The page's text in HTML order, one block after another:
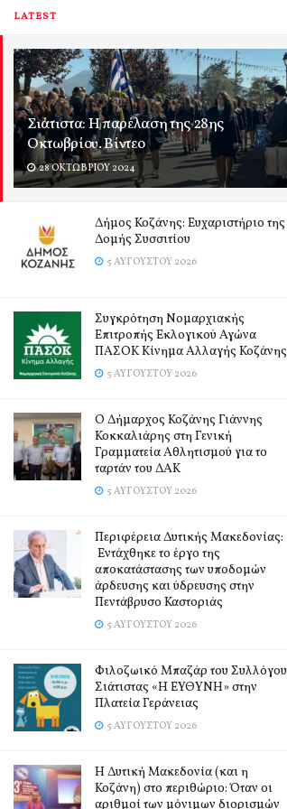
LATEST
Σιάτιστα: Η παρέλαση της 28ης
Οκτωβρίου. Βίντεο
28 ΟΚΤΩΒΡΊΟΥ 2024
Δήμος Κοζάνης: Ευχαριστήριο της
Δομής Συσσιτίου
5 ΑΥΓΟΎΣΤΟΥ 2026
Συγκρότηση Νομαρχιακής
Επιτροπής Εκλογικού Αγώνα
ΠΑΣΟΚ Κίνημα Αλλαγής Κοζάνης
5 ΑΥΓΟΎΣΤΟΥ 2026
Ο Δήμαρχος Κοζάνης Γιάννης
Κοκκαλιάρης στη Γενική
Γραμματεία Αθλητισμού για το
ταρτάν του ΔΑΚ
5 ΑΥΓΟΎΣΤΟΥ 2026
Περιφέρεια Δυτικής Μακεδονίας:
Εντάχθηκε το έργο της
αποκατάστασης των υποδομών
άρδευσης και ύδρευσης στην
Πεντάβρυσο Καστοριάς
5 ΑΥΓΟΎΣΤΟΥ 2026
Φιλοζωικό Μπαζάρ του Συλλόγου
Σιάτιστας «Η ΕΥΘΥΝΗ» στην
Πλατεία Γεράνειας
5 ΑΥΓΟΎΣΤΟΥ 2026
Η Δυτική Μακεδονία (και η
Κοζάνη) στο περιθώριο: Όταν οι
αριθμοί των μόνιμων διορισμών